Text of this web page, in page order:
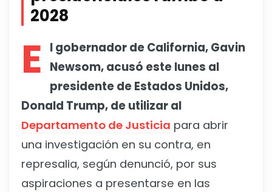
2028
E
l gobernador de California, Gavin
Newsom, acusó este lunes al
presidente de Estados Unidos,
Donald Trump, de utilizar al
Departamento de Justicia para abrir
una investigación en su contra, en
represalia, según denunció, por sus
aspiraciones a presentarse en las